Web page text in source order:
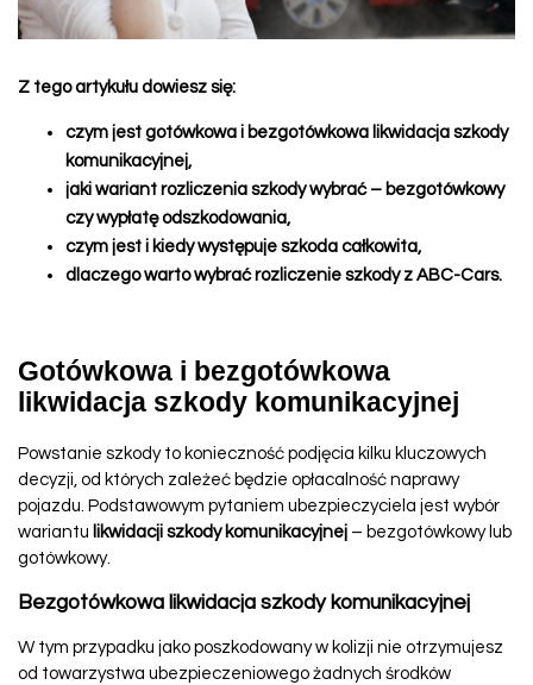
Z tego artykułu dowiesz się:
czym jest gotówkowa i bezgotówkowa likwidacja szkody
komunikacyjnej,
jaki wariant rozliczenia szkody wybrać – bezgotówkowy
czy wypłatę odszkodowania,
czym jest i kiedy występuje szkoda całkowita,
dlaczego warto wybrać rozliczenie szkody z ABC-Cars.
Gotówkowa i bezgotówkowa
likwidacja szkody komunikacyjnej
Powstanie szkody to konieczność podjęcia kilku kluczowych
decyzji, od których zależeć będzie opłacalność naprawy
pojazdu. Podstawowym pytaniem ubezpieczyciela jest wybór
wariantu likwidacji szkody komunikacyjnej – bezgotówkowy lub
gotówkowy.
Bezgotówkowa likwidacja szkody komunikacyjnej
W tym przypadku jako poszkodowany w kolizji nie otrzymujesz
od towarzystwa ubezpieczeniowego żadnych środków